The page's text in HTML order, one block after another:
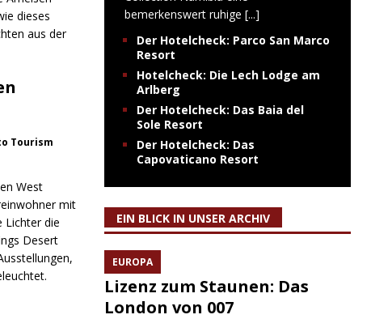
dieses
aus der
Tourism
West
mit
Lichter die
Desert
bemerkenswert ruhige [...]
Der Hotelcheck: Parco San Marco
Resort
Hotelcheck: Die Lech Lodge am
Arlberg
Der Hotelcheck: Das Baia del
Sole Resort
Der Hotelcheck: Das
Capovaticano Resort
EIN BLICK IN UNSER ARCHIV
EUROPA
Lizenz zum Staunen: Das
London von 007